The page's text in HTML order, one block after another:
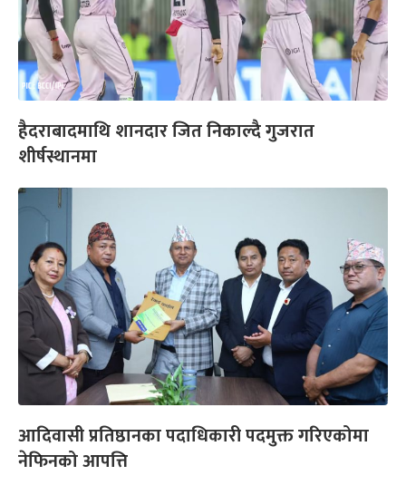
हैदराबादमाथि शानदार जित निकाल्दै गुजरात
शीर्षस्थानमा
आदिवासी प्रतिष्ठानका पदाधिकारी पदमुक्त गरिएकोमा
नेफिनको आपत्ति